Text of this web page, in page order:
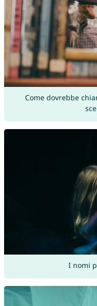
Come dovrebbe
I nomi